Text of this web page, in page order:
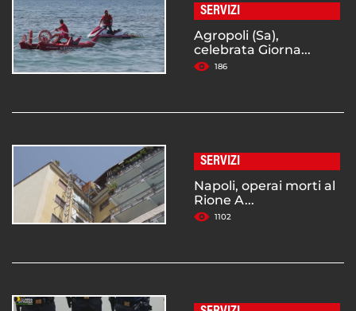
SERVIZI
Agropoli (Sa),
celebrata Giorna...
186
SERVIZI
Napoli, operai morti al
Rione A...
1102